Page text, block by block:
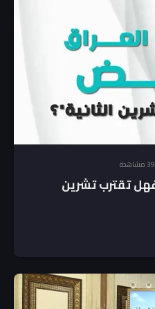
تقترب تشرين